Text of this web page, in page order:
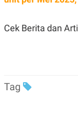
Cek Berita dan
Tag